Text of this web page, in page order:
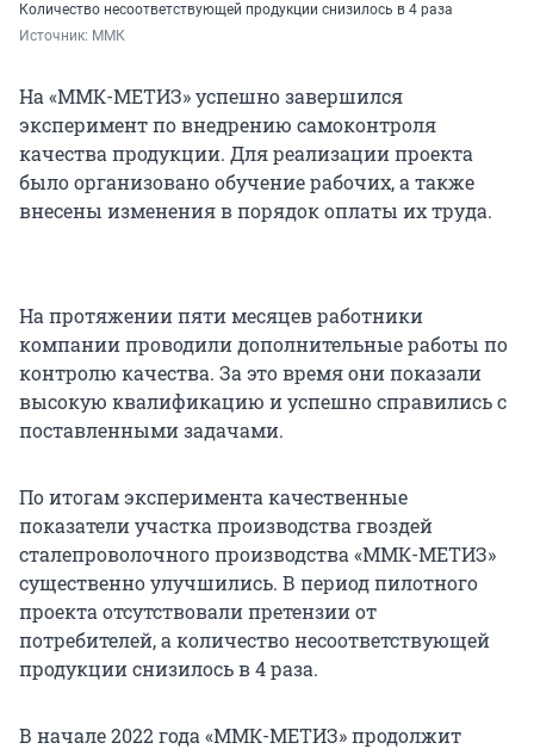
Количество несоответствующей продукции снизилось в 4 раза
Источник: ММК
На «ММК-МЕТИЗ» успешно завершился
эксперимент по внедрению самоконтроля
качества продукции. Для реализации проекта
было организовано обучение рабочих, а также
внесены изменения в порядок оплаты их труда.
На протяжении пяти месяцев работники
компании проводили дополнительные работы по
контролю качества. За это время они показали
высокую квалификацию и успешно справились с
поставленными задачами.
По итогам эксперимента качественные
показатели участка производства гвоздей
сталепроволочного производства «ММК-МЕТИЗ»
существенно улучшились. В период пилотного
проекта отсутствовали претензии от
потребителей, а количество несоответствующей
продукции снизилось в 4 раза.
В начале 2022 года «ММК-МЕТИЗ» продолжит